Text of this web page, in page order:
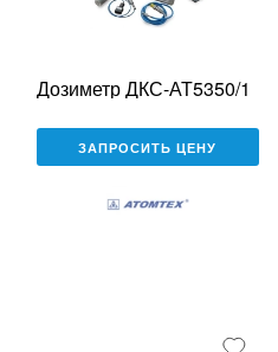
Дозиметр ДКС-АТ5350/1
ЗАПРОСИТЬ ЦЕНУ